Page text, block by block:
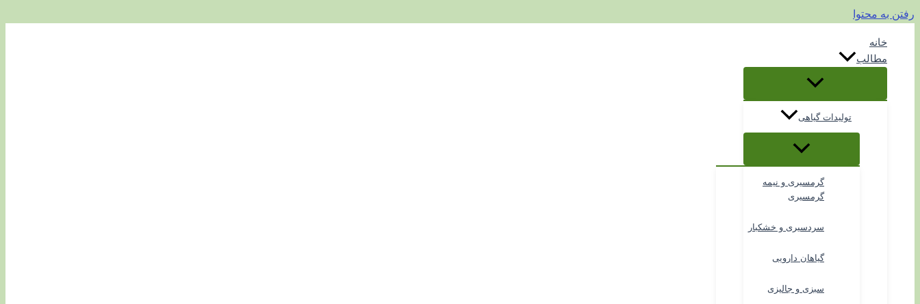
رفتن به محتوا
خانه
مطالب
تولیدات گیاهی
گرمسیری و نیمه
گرمسیری
سردسیری و خشکبار
گیاهان دارویی
سبزی و جالیزی